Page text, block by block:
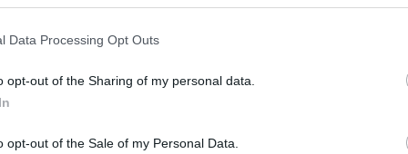
Data Processing Opt Outs
opt-out of the Sharing of my personal data.
opt-out of the Sale of my Personal Data.
išsireikalauti už nepriežiūrą. O
tokio įvykio“, – portaluilrytas.lt